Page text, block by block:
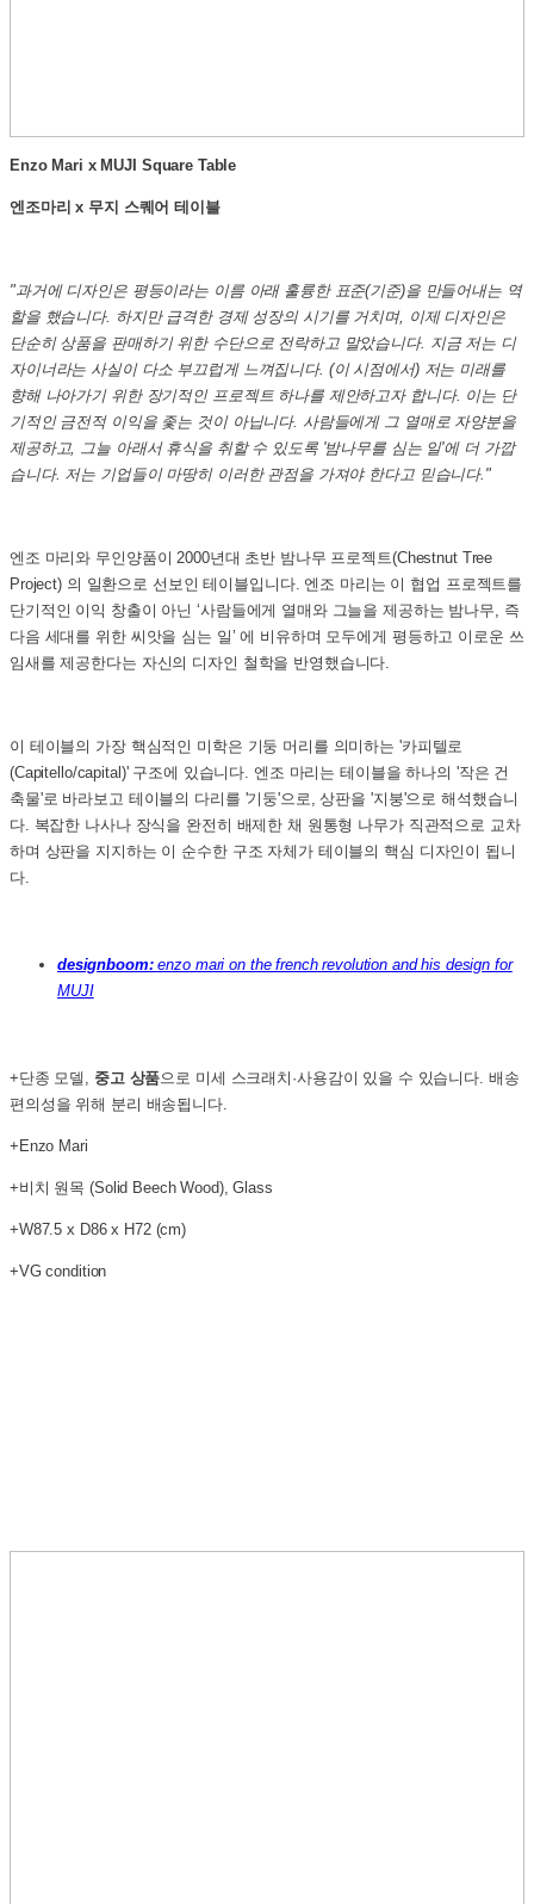
Enzo Mari x MUJI Square Table
엔조마리 x 무지 스퀘어 테이블
"과거에 디자인은 평등이라는 이름 아래 훌륭한 표준(기준)을 만들어내는 역
할을 했습니다. 하지만 급격한 경제 성장의 시기를 거치며, 이제 디자인은
단순히 상품을 판매하기 위한 수단으로 전락하고 말았습니다. 지금 저는 디
자이너라는 사실이 다소 부끄럽게 느껴집니다. (이 시점에서) 저는 미래를
향해 나아가기 위한 장기적인 프로젝트 하나를 제안하고자 합니다. 이는 단
기적인 금전적 이익을 좇는 것이 아닙니다. 사람들에게 그 열매로 자양분을
제공하고, 그늘 아래서 휴식을 취할 수 있도록 '밤나무를 심는 일'에 더 가깝
습니다. 저는 기업들이 마땅히 이러한 관점을 가져야 한다고 믿습니다."
엔조 마리와 무인양품이 2000년대 초반 밤나무 프로젝트(Chestnut Tree
Project) 의 일환으로 선보인 테이블입니다. 엔조 마리는 이 협업 프로젝트를
단기적인 이익 창출이 아닌 ‘사람들에게 열매와 그늘을 제공하는 밤나무, 즉
다음 세대를 위한 씨앗을 심는 일’ 에 비유하며 모두에게 평등하고 이로운 쓰
임새를 제공한다는 자신의 디자인 철학을 반영했습니다.
이 테이블의 가장 핵심적인 미학은 기둥 머리를 의미하는 '카피텔로
(Capitello/capital)' 구조에 있습니다. 엔조 마리는 테이블을 하나의 '작은 건
축물'로 바라보고 테이블의 다리를 '기둥'으로, 상판을 '지붕'으로 해석했습니
다. 복잡한 나사나 장식을 완전히 배제한 채 원통형 나무가 직관적으로 교차
하며 상판을 지지하는 이 순수한 구조 자체가 테이블의 핵심 디자인이 됩니
다.
designboom:enzo mari on the french revolution and his design for
MUJI
+단종 모델, 중고 상품으로 미세 스크래치·사용감이 있을 수 있습니다. 배송
편의성을 위해 분리 배송됩니다.
+Enzo Mari
+비치 원목 (Solid Beech Wood), Glass
+W87.5 x D86 x H72 (cm)
+VG condition